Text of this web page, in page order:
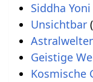
Siddha
Unsichtbar (
Geistige
Kosmische